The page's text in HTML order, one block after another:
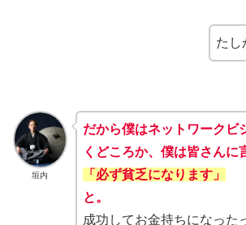
たし
垣内
だから僕はネットワークビ
くどころか、僕は皆さんに
「必ず貧乏になります」
と。
成功してお金持ちになった